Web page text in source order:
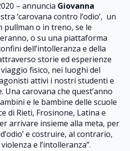
– annuncia Giovanna
‘carovana contro l’odio’, un
pullman o in treno, se le
o su una piattaforma
dell’intolleranza e della
storie ed esperienze
fisico, nei luoghi del
attivi i nostri studenti e
Una carovana che quest’anno
e le bambine delle scuole
di Rieti, Frosinone, Latina e
arrivare insieme alla meta, per
e costruire, al contrario,
e l’intolleranza”.